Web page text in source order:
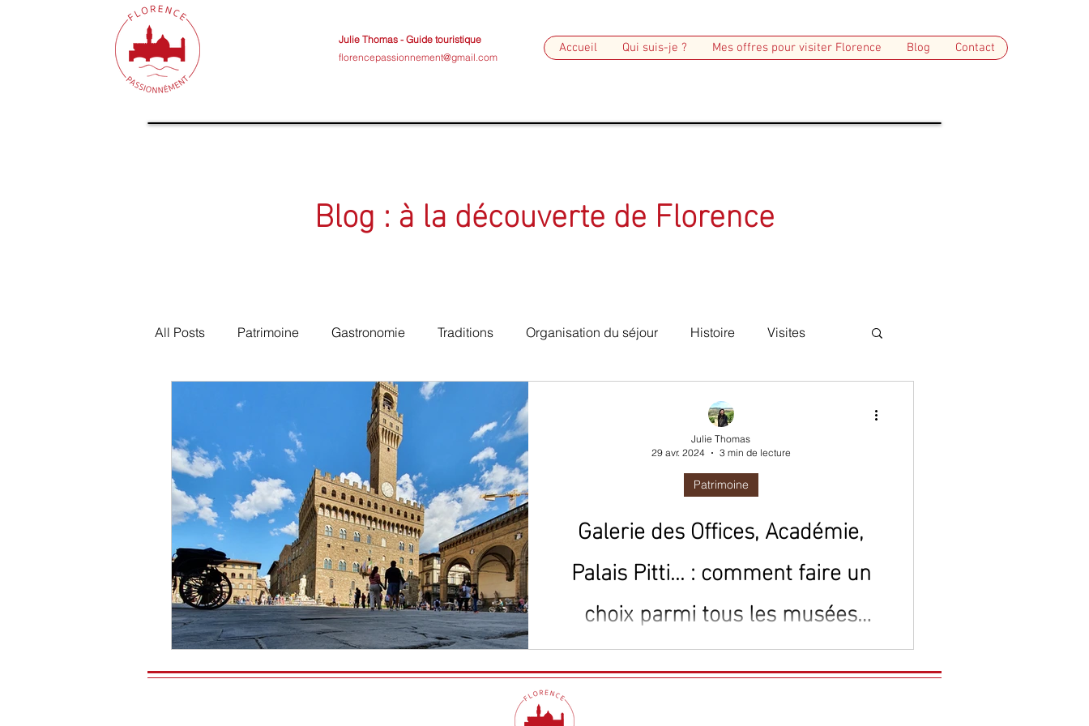
Julie Thomas - Guide touristique
florencepassionnement@gmail.com
Accueil Qui suis-je ? Mes offres pour visiter Florence Blog Contact
Blog : à la découverte de Florence
All Posts Patrimoine Gastronomie Traditions Organisation du séjour Histoire Visites
Hors des sentiers battus Toscane
Galerie des Offices, Académie,
Palais Pitti... : comment faire un
choix parmi tous les musées
incontournables de Florence ?
Comment bien choisir vos visites culturelles à Florence
? Je vous aide à y voir plus clair parmi les musées
Patrimoine
Julie Thomas
29 avr. 2024
3 min de lecture